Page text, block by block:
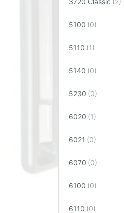
5100
5110
5140
5230
6020
6021
6070
6100
6110